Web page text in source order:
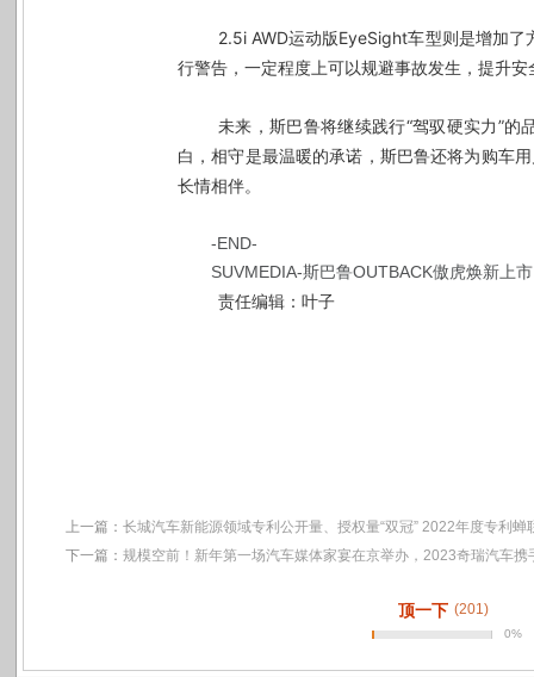
2.5i AWD运动版EyeSight车型则是增加
行警告，一定程度上可以规避事故发生，提升
未来，斯巴鲁将继续践行“驾驭硬实力”的
白，相守是最温暖的承诺，斯巴鲁还将为购车
长情相伴。
-END-
SUVMEDIA-斯巴鲁OUTBACK傲虎焕新上市
责任编辑：叶子
上一篇： 长城汽车新能源领域专利公开量、授权量“双冠” 2022年度专利蝉
下一篇： 规模空前！新年第一场汽车媒体家宴在京举办，2023奇瑞汽车携
顶一下 (201)
0%